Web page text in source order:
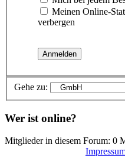
Meinen Online-
verbergen
Gehe zu:
Wer ist online?
Mitglieder in diesem Forum: 0